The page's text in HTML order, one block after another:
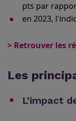
pts par
en 2023,
> Retrouver les
Les
L’impact